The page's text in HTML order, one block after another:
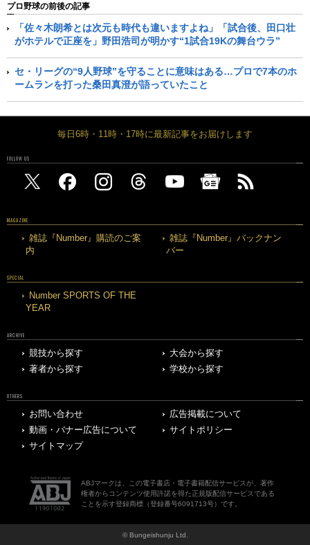
プロ野球の前後の記事
「佐々木朗希とは次元も時代も違いますよね」「試合後、田口壮
がホテルで正座を」野田浩司が明かす“1試合19Kの舞台ウラ”
セ・リーグの“9人野球”を守ることに意味はある…プロで7本のホ
ームランを打った桑田真澄が語っていたこと
毎日6時・11時・17時に最新記事をお届けします
FOLLOW US
MAGAZINE
雑誌『Number』購読のご案
内
雑誌『Number』バックナン
バー
SPECIAL
Number SPORTS OF THE
YEAR
ARCHIVE
競技から探す
大会から探す
著者から探す
学校から探す
OTHERS
お問い合わせ
広告掲載について
動画・バナー広告について
サイトポリシー
サイトマップ
ABJマークは、この電子書店・電子書籍配信サービスが、著作
権者からコンテンツ使用許諾を得た正規版配信サービスである
ことを示す登録商標（登録番号6091713号）です。
© Bungeishunju Ltd.